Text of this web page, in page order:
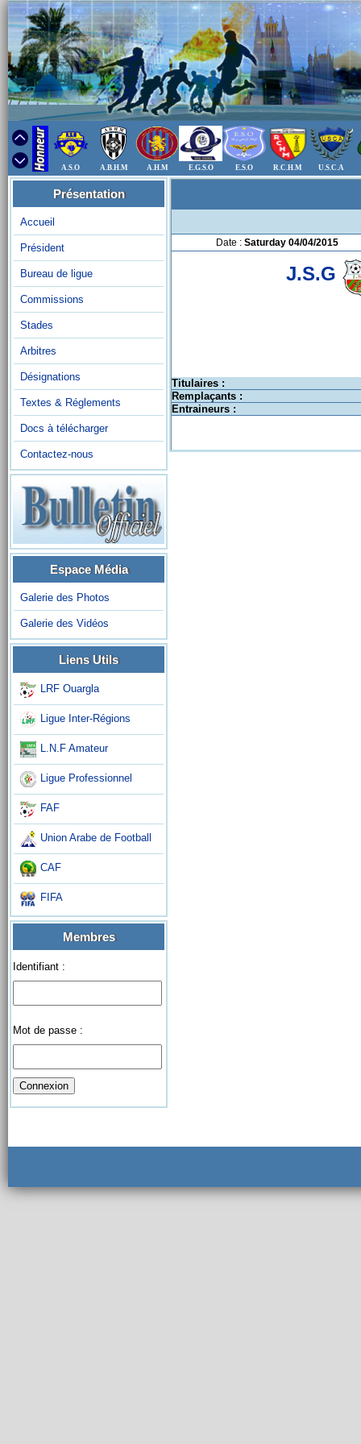
A.S.O A.B.H.M A.H.M E.G.S.O E.S.O R.C.H.M U.S.C.A
Présentation
Accueil
Président
Bureau de ligue
Commissions
Stades
Arbitres
Désignations
Textes & Réglements
Docs à télécharger
Contactez-nous
Espace Média
Galerie des Photos
Galerie des Vidéos
Liens Utils
LRF Ouargla
Ligue Inter-Régions
L.N.F Amateur
Ligue Professionnel
FAF
Union Arabe de Football
CAF
FIFA
Membres
Identifiant :
Mot de passe :
Date : Saturday 04/04/2015
J.S.G
Titulaires :
Remplaçants :
Entraineurs :